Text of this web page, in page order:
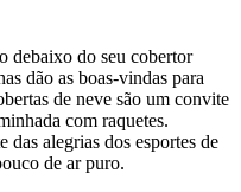
debaixo do seu cobertor
dão as boas-vindas para
de neve são um convite
com raquetes.
das alegrias dos esportes de
de ar puro.